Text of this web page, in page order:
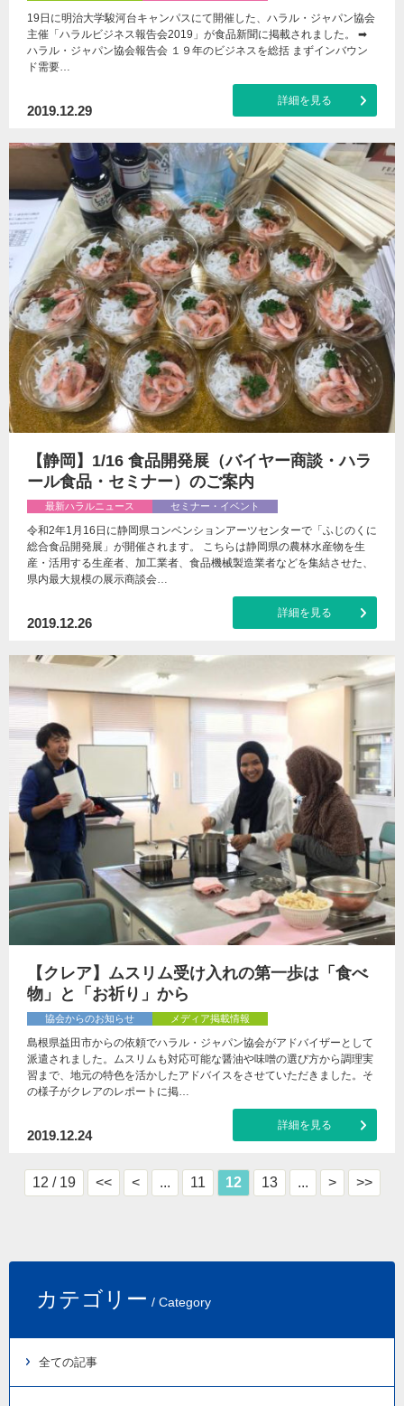
19日に明治大学駿河台キャンパスにて開催した、ハラル・ジャパン協会
主催「ハラルビジネス報告会2019」が食品新聞に掲載されました。 ➡
ハラル・ジャパン協会報告会 １９年のビジネスを総括 まずインバウン
ド需要…
2019.12.29
詳細を見る
【静岡】1/16 食品開発展（バイヤー商談・ハラ
ール食品・セミナー）のご案内
最新ハラルニュース セミナー・イベント
令和2年1月16日に静岡県コンベンションアーツセンターで「ふじのくに
総合食品開発展」が開催されます。 こちらは静岡県の農林水産物を生
産・活用する生産者、加工業者、食品機械製造業者などを集結させた、
県内最大規模の展示商談会…
2019.12.26
詳細を見る
【クレア】ムスリム受け入れの第一歩は「食べ
物」と「お祈り」から
協会からのお知らせ メディア掲載情報
島根県益田市からの依頼でハラル・ジャパン協会がアドバイザーとして
派遣されました。ムスリムも対応可能な醤油や味噌の選び方から調理実
習まで、地元の特色を活かしたアドバイスをさせていただきました。そ
の様子がクレアのレポートに掲…
2019.12.24
詳細を見る
12 / 19 << < ... 11 12 13 ... > >>
カテゴリー / Category
全ての記事